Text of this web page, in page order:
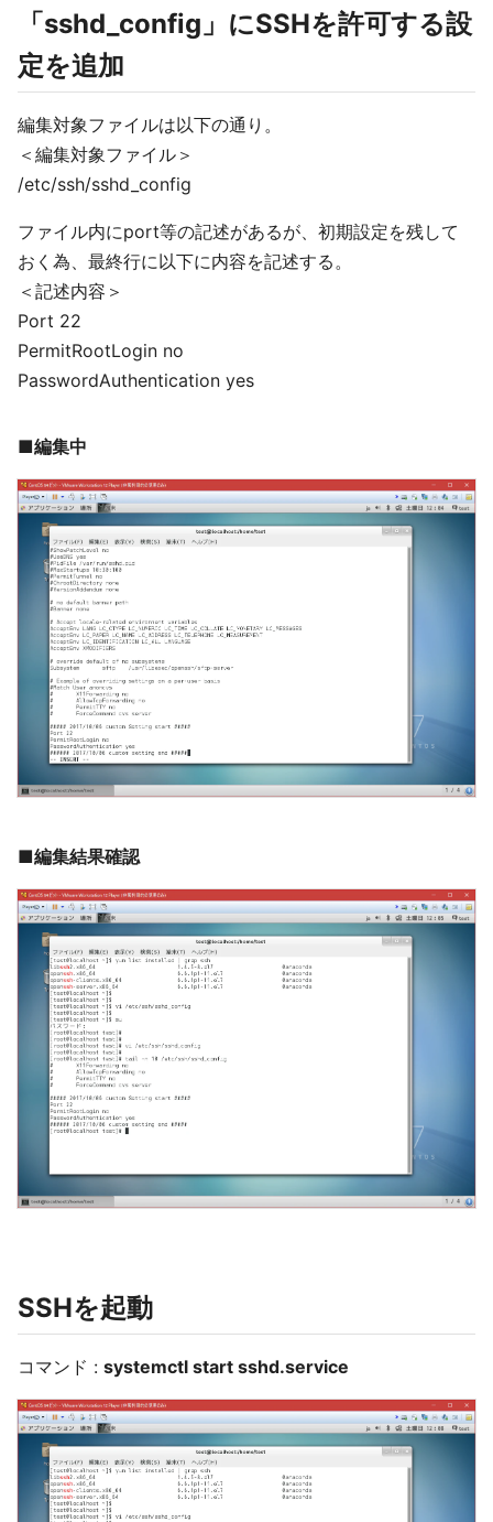
「sshd_config」にSSHを許可する設
定を追加
編集対象ファイルは以下の通り。
＜編集対象ファイル＞
/etc/ssh/sshd_config
ファイル内にport等の記述があるが、初期設定を残して
おく為、最終行に以下に内容を記述する。
＜記述内容＞
Port 22
PermitRootLogin no
PasswordAuthentication yes
■編集中
■編集結果確認
SSHを起動
コマンド : systemctl start sshd.service